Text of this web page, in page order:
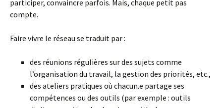
participer, convaincre parfois. Mais, chaque petit pas
compte.
Faire vivre le réseau se traduit par :
des réunions régulières sur des sujets comme
l’organisation du travail, la gestion des priorités, etc.,
des ateliers pratiques où chacun.e partage ses
compétences ou des outils (par exemple : outils